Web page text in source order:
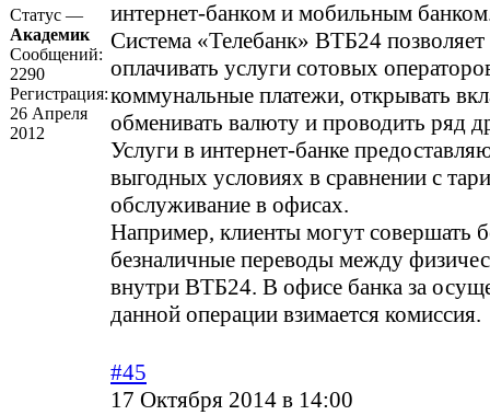
Статус —
Академик
Сообщений:
2290
Регистрация:
26 Апреля
2012
интернет-банком и мобильным
Система «Телебанк» ВТБ24
оплачивать услуги сотовых
коммунальные платежи, открывать
обменивать валюту и проводить ряд
Услуги в интернет-банке
выгодных условиях в сравнении с
обслуживание в офисах.
Например, клиенты могут совершать
безналичные переводы между
внутри ВТБ24. В офисе банка за
данной операции взимается комиссия.
#45
17 Октября 2014 в 14:00